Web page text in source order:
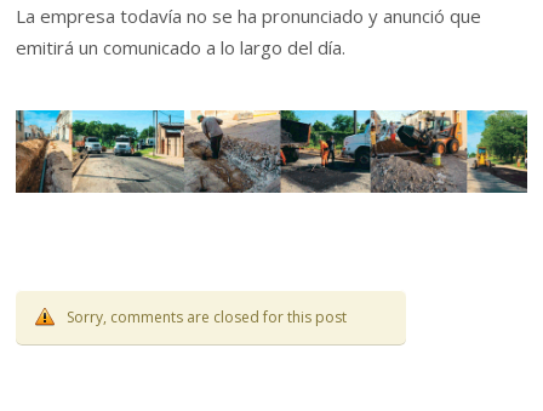
La empresa todavía no se ha pronunciado y anunció que
emitirá un comunicado a lo largo del día.
Sorry, comments are closed for this post